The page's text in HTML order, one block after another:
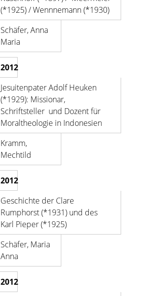
(*1925) / Wennnemann (*1930)
Schäfer, Anna
Maria
2012
Jesuitenpater Adolf Heuken
(*1929): Missionar,
Schriftsteller und Dozent für
Moraltheologie in Indonesien
Kramm,
Mechtild
2012
Geschichte der Clare
Rumphorst (*1931) und des
Karl Pieper (*1925)
Schäfer, Maria
Anna
2012